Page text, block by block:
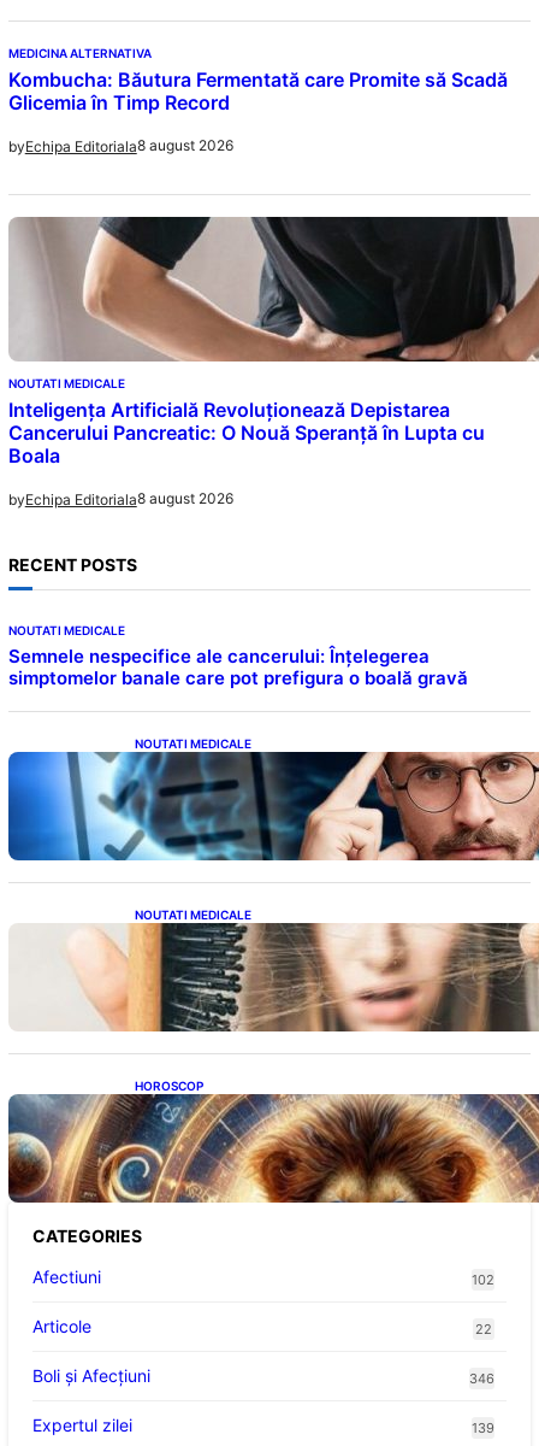
MEDICINA ALTERNATIVA
Kombucha: Băutura Fermentată care Promite să Scadă
Glicemia în Timp Record
byEchipa Editoriala8 august 2026
NOUTATI MEDICALE
Inteligența Artificială Revoluționează Depistarea
Cancerului Pancreatic: O Nouă Speranță în Lupta cu
Boala
byEchipa Editoriala8 august 2026
RECENT POSTS
NOUTATI MEDICALE
Semnele nespecifice ale cancerului: Înțelegerea
simptomelor banale care pot prefigura o boală gravă
NOUTATI MEDICALE
Inteligența dincolo de note: Semnele unui IQ
ridicat care nu țin de școală
NOUTATI MEDICALE
Semnele unei deficiențe de proteine:
Impactul asupra sănătății tale
HOROSCOP
Portalul Leului 8/8: Oportunități de
Abundență pentru Cinci Zodii în 2026
CATEGORIES
Afectiuni
102
Articole 22
Boli și Afecțiuni 346
Expertul zilei 139